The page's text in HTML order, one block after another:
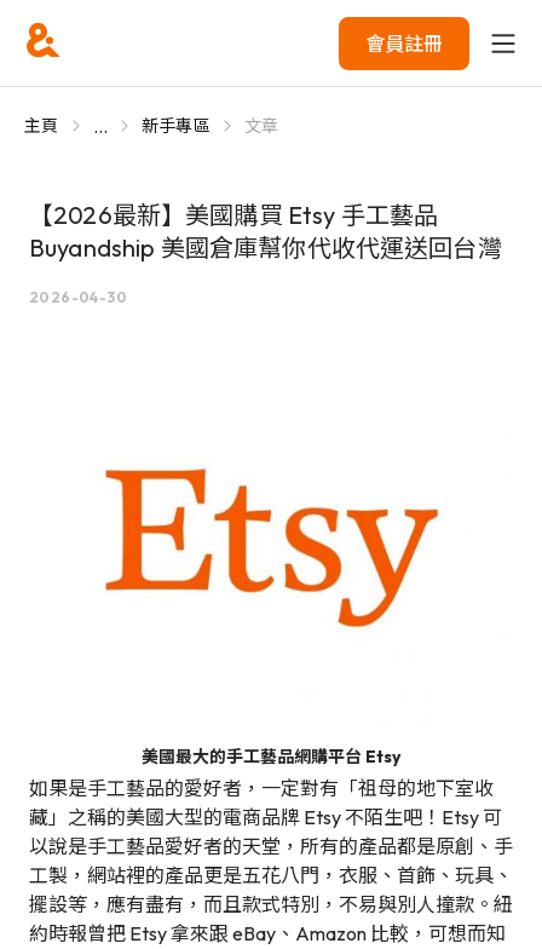
會員註冊
主頁 ... 新手專區 文章
【2026最新】美國購買 Etsy 手工藝品
Buyandship 美國倉庫幫你代收代運送回台灣
2026-04-30
美國最大的手工藝品網購平台 Etsy
如果是手工藝品的愛好者，一定對有「祖母的地下室收
藏」之稱的美國大型的電商品牌 Etsy 不陌生吧！Etsy 可
以說是手工藝品愛好者的天堂，所有的產品都是原創、手
工製，網站裡的產品更是五花八門，衣服、首飾、玩具、
擺設等，應有盡有，而且款式特別，不易與別人撞款。紐
約時報曾把 Etsy 拿來跟 eBay、Amazon 比較，可想而知